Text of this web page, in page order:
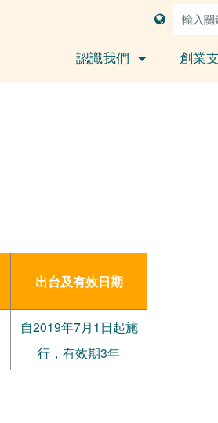
認識我們 創業
出台及有效日期
自2019年7月1日起施
行，有效期3年